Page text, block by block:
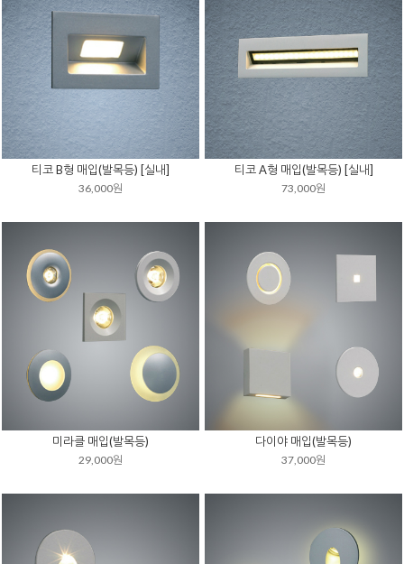
티코 B형 매입(발목등) [실내]
36,000원
티코 A형 매입(발목등) [실내]
73,000원
미라클 매입(발목등)
29,000원
다이야 매입(발목등)
37,000원